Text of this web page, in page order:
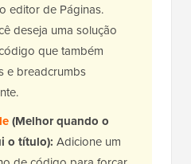
editor de Páginas.
deseja uma solução
que também
e breadcrumbs
(Melhor quando o
o título): Adicione um